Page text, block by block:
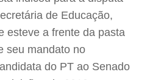
de Educação,
esteve a frente da pasta
seu mandato no
do PT ao Senado